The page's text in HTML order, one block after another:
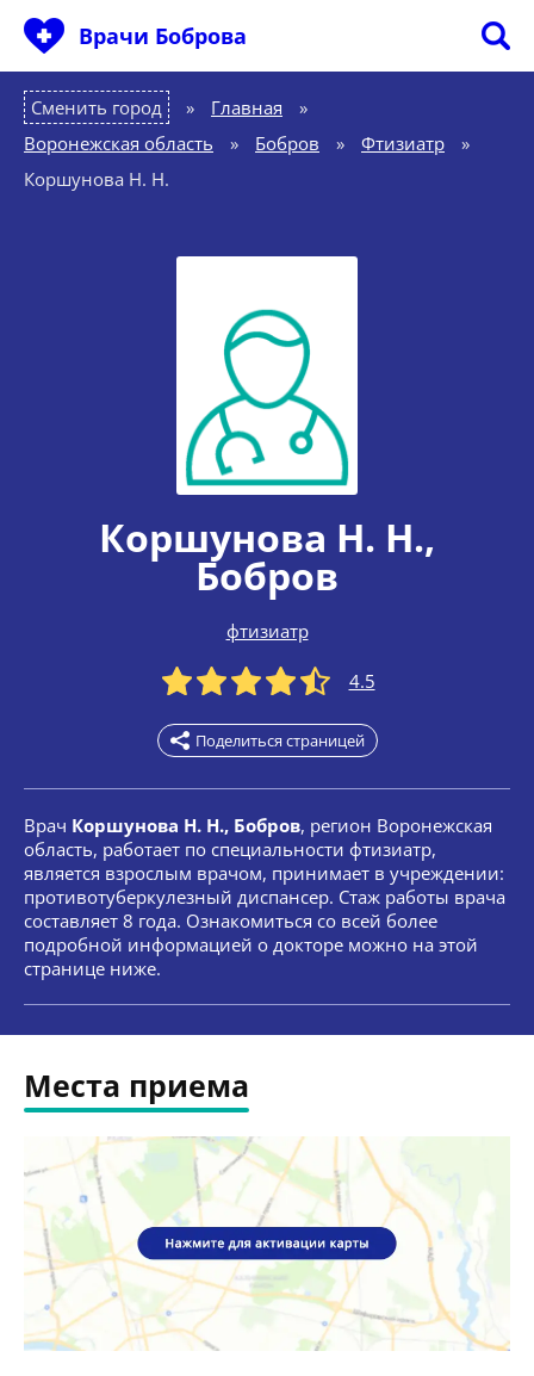
Врачи Боброва
Сменить город Главная
»
Воронежская область
» Бобров » Фтизиатр
»
Коршунова Н. Н.
Коршунова Н. Н.,
Бобров
фтизиатр
4.5
Поделиться страницей
Врач Коршунова Н. Н., Бобров, регион Воронежская
область, работает по специальности фтизиатр,
является взрослым врачом, принимает в учреждении:
противотуберкулезный диспансер. Стаж работы врача
составляет 8 года. Ознакомиться со всей более
подробной информацией о докторе можно на этой
странице ниже.
Места приема